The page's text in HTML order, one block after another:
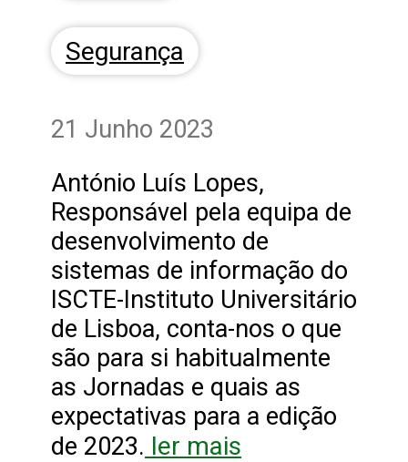
Segurança
21 Junho 2023
António Luís Lopes,
Responsável pela equipa de
desenvolvimento de
sistemas de informação do
ISCTE-Instituto Universitário
de Lisboa, conta-nos o que
são para si habitualmente
as Jornadas e quais as
expectativas para a edição
de 2023. ler mais